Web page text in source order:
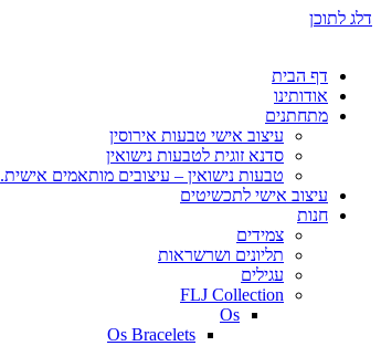
דלג לתוכן
דף הבית
אודותינו
מתחתנים
עיצוב אישי טבעות אירוסין
סדנא זוגית לטבעות נישואין
טבעות נישואין – עיצובים מותאמים אישית.
עיצוב אישי לתכשיטים
חנות
צמידים
תליונים ושרשראות
עגילים
FLJ Collection
Os
Os Bracelets